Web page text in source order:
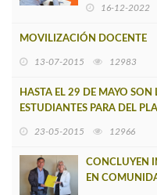
16-12-2022
MOVILIZACIÓN DOCENTE
13-07-2015 12983
HASTA EL 29 DE MAYO SON
ESTUDIANTES PARA DEL
23-05-2015 12966
CONCLUYEN
EN